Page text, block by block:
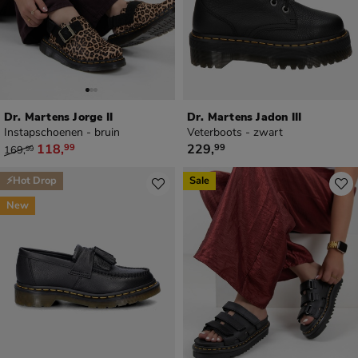
Dr. Martens Jorge II
Instapschoenen - bruin
van € 169,99 voor € 118,99
169,99 118,99
Dr. Martens Jadon III
Veterboots - zwart
€ 229,99
229,99
⚡Hot Drop
New
Sale